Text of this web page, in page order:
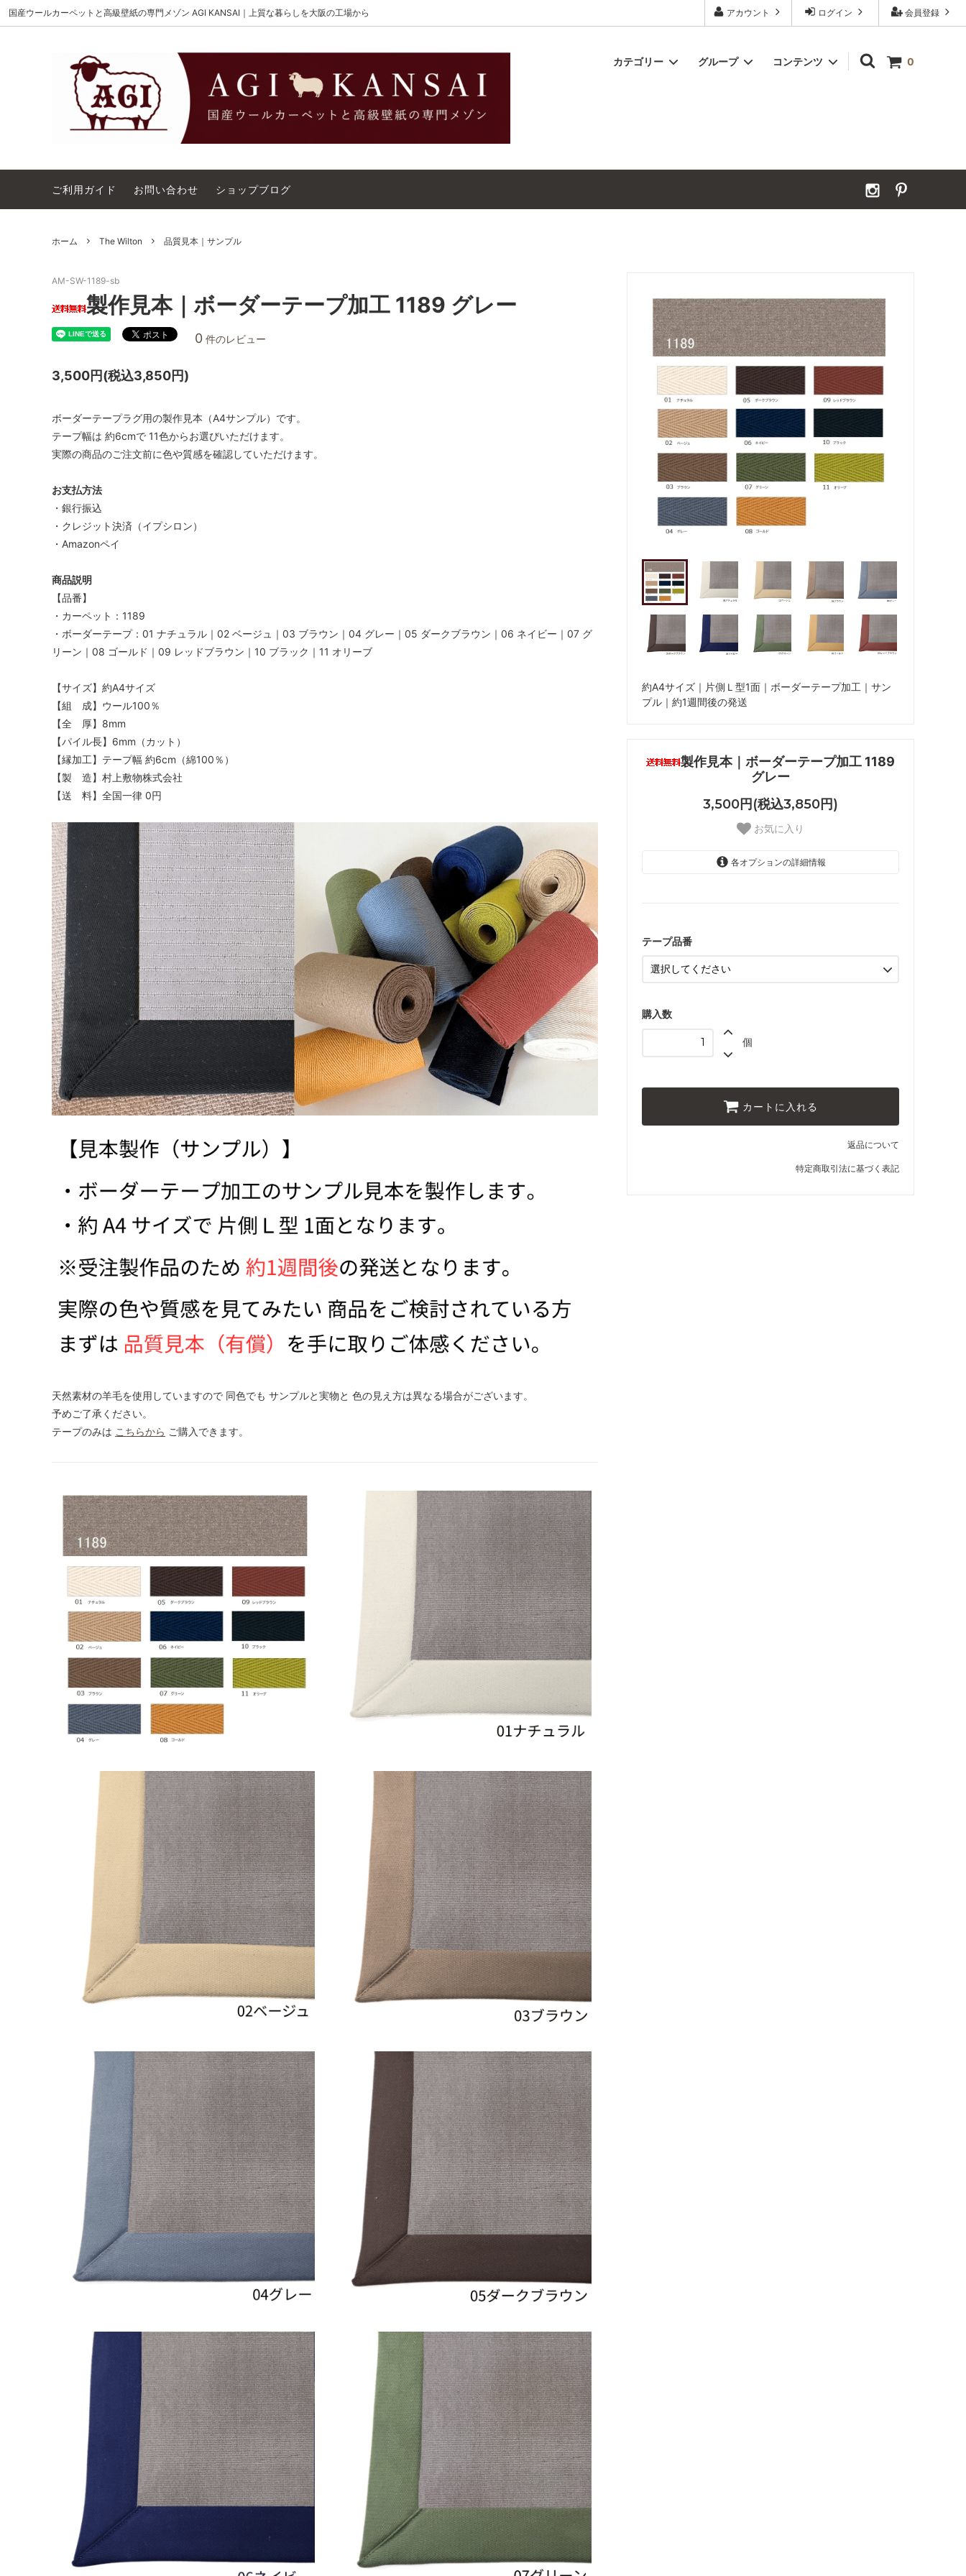
会員登録
ログイン
アカウント
国産ウールカーペットと高級壁紙の専門メゾン AGI KANSAI｜上質な暮らしを大阪の工場から
0
カテゴリー
MAISON AKIGAMI The Wilton
ウィルトンオーダー｜別注ウールカーペ
コットンテープ｜10cm幅 カーペットクリーナー｜シミトリ剤
グループ
施工用ウールカーペット ウールラグ
コンテンツ
AGI KANSAI について カーペットガイド
ご利用ガイド お問い合わせ ショップブログ
ホーム The Wilton 品質見本｜サンプル
約A4サイズ｜片側Ｌ型1面｜ボーダーテープ加工｜サン
プル｜約1週間後の発送
製作見本｜ボーダーテープ加工 1189
グレー
3,500円(税込3,850円)
お気に入り
各オプションの詳細情報
10 ブラック
11 オリーブ
テープ品番
購入数
個
カートに入れる
返品について
特定商取引法に基づく表記
AM-SW-1189-sb
製作見本｜ボーダーテープ加工 1189 グレー
0 件のレビュー
3,500円(税込3,850円)
ボーダーテープラグ用の製作見本（A4サンプル）です。
テープ幅は 約6cmで 11色からお選びいただけます。
実際の商品のご注文前に色や質感を確認していただけます。
お支払方法
・銀行振込
・クレジット決済（イプシロン）
・Amazonペイ
商品説明
【品番】
・カーペット：1189
・ボーダーテープ：01 ナチュラル｜02 ベージュ｜03 ブラウン｜04 グレー｜05 ダークブラウン｜06 ネイビー｜07 グ
リーン｜08 ゴールド｜09 レッドブラウン｜10 ブラック｜11 オリーブ
【サイズ】約A4サイズ
【組 成】ウール100％
【全 厚】8mm
【パイル長】6mm（カット）
【縁加工】テープ幅 約6cm（綿100％）
【製 造】村上敷物株式会社
【送 料】全国一律 0円
天然素材の羊毛を使用していますので 同色でも サンプルと実物と 色の見え方は異なる場合がございます。
予めご了承ください。
テープのみは こちらから ご購入できます。